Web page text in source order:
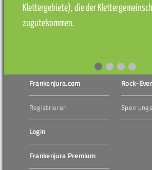
Klettergebiete), die der
zugutekommen.
Frankenjura.com
Registrieren
Login
Frankenjura Premium
Rock-